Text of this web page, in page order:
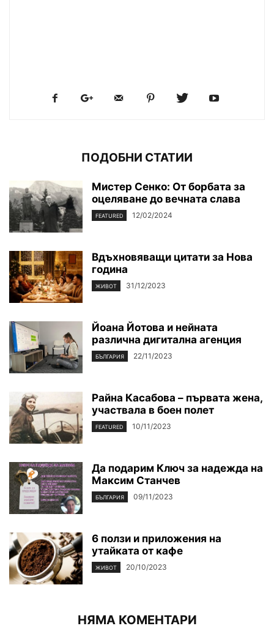
ПОДОБНИ СТАТИИ
Мистер Сенко: От борбата за
оцеляване до вечната слава
FEATURED 12/02/2024
Вдъхновяващи цитати за Нова
година
ЖИВОТ 31/12/2023
Йоана Йотова и нейната
различна дигитална агенция
БЪЛГАРИЯ 22/11/2023
Райна Касабова – първата жена,
участвала в боен полет
FEATURED 10/11/2023
Да подарим Ключ за надежда на
Максим Станчев
БЪЛГАРИЯ 09/11/2023
6 ползи и приложения на
утайката от кафе
ЖИВОТ 20/10/2023
НЯМА КОМЕНТАРИ